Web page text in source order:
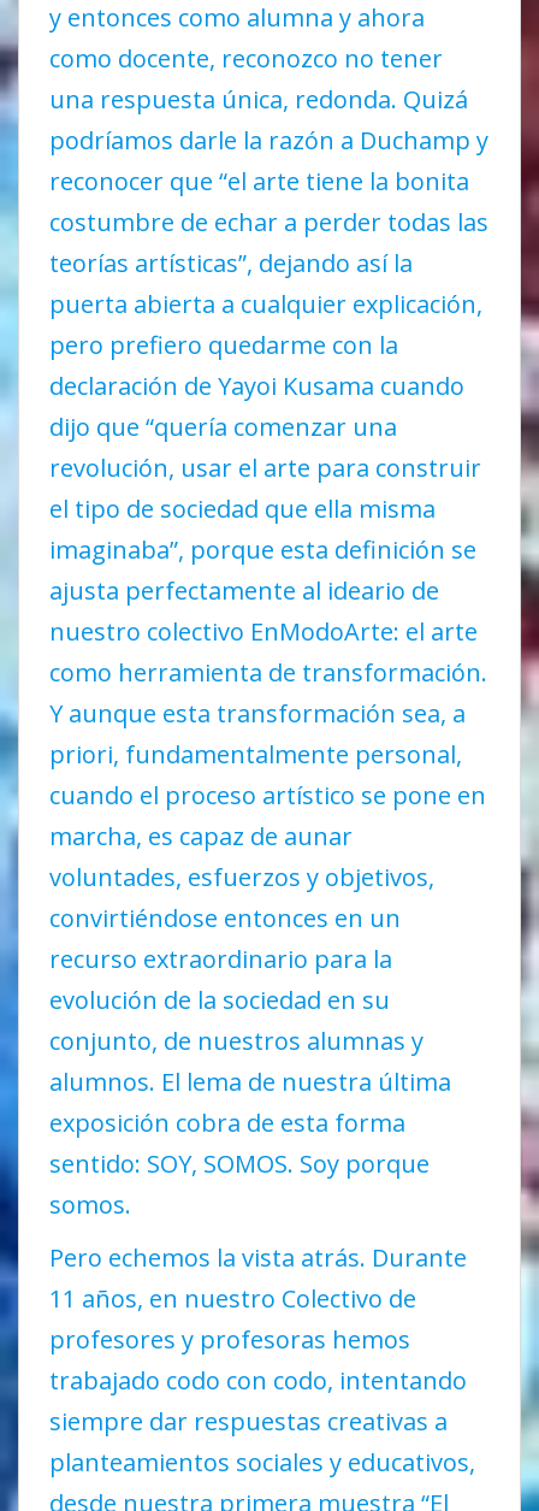
y entonces como alumna y ahora
como docente, reconozco no tener
una respuesta única, redonda. Quizá
podríamos darle la razón a Duchamp y
reconocer que “el arte tiene la bonita
costumbre de echar a perder todas las
teorías artísticas”, dejando así la
puerta abierta a cualquier explicación,
pero prefiero quedarme con la
declaración de Yayoi Kusama cuando
dijo que “quería comenzar una
revolución, usar el arte para construir
el tipo de sociedad que ella misma
imaginaba”, porque esta definición se
ajusta perfectamente al ideario de
nuestro colectivo EnModoArte: el arte
como herramienta de transformación.
Y aunque esta transformación sea, a
priori, fundamentalmente personal,
cuando el proceso artístico se pone en
marcha, es capaz de aunar
voluntades, esfuerzos y objetivos,
convirtiéndose entonces en un
recurso extraordinario para la
evolución de la sociedad en su
conjunto, de nuestros alumnas y
alumnos. El lema de nuestra última
exposición cobra de esta forma
sentido: SOY, SOMOS. Soy porque
somos.
Pero echemos la vista atrás. Durante
11 años, en nuestro Colectivo de
profesores y profesoras hemos
trabajado codo con codo, intentando
siempre dar respuestas creativas a
planteamientos sociales y educativos,
desde nuestra primera muestra “El